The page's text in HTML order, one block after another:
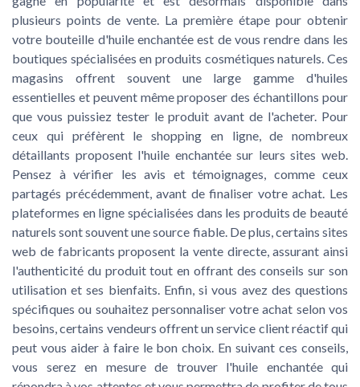
plusieurs points de vente. La première étape pour obtenir
votre bouteille d'huile enchantée est de vous rendre dans les
boutiques spécialisées en produits cosmétiques naturels. Ces
magasins offrent souvent une large gamme d'huiles
essentielles et peuvent même proposer des échantillons pour
que vous puissiez tester le produit avant de l'acheter. Pour
ceux qui préfèrent le shopping en ligne, de nombreux
détaillants proposent l'huile enchantée sur leurs sites web.
Pensez à vérifier les avis et témoignages, comme ceux
partagés précédemment, avant de finaliser votre achat. Les
plateformes en ligne spécialisées dans les produits de beauté
naturels sont souvent une source fiable. De plus, certains sites
web de fabricants proposent la vente directe, assurant ainsi
l'authenticité du produit tout en offrant des conseils sur son
utilisation et ses bienfaits. Enfin, si vous avez des questions
spécifiques ou souhaitez personnaliser votre achat selon vos
besoins, certains vendeurs offrent un service client réactif qui
peut vous aider à faire le bon choix. En suivant ces conseils,
vous serez en mesure de trouver l'huile enchantée qui